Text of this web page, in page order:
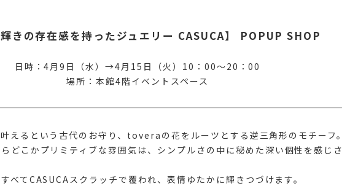
きの存在感を持ったジュエリー CASUCA】 POPUP SHOP
日時：4月9日（水）→4月15日（火）10：00～20：00
場所：本館4階イベントスペース
えるという古代のお守り、toveraの花をルーツとする逆三角形のモチーフ。
どこかプリミティブな雰囲気は、シンプルさの中に秘めた深い個性を感じさ
べてCASUCAスクラッチで覆われ、表情ゆたかに輝きつづけます。